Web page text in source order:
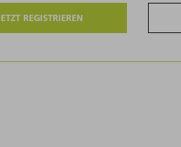
REGISTRIEREN